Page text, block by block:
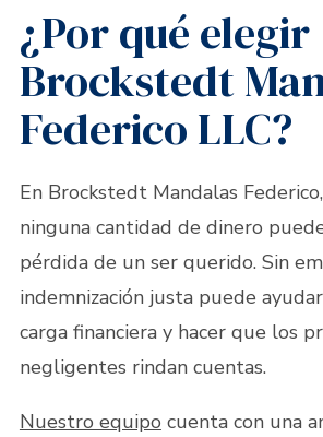
¿Por qué elegir
Brockstedt
Federico LLC?
En Brockstedt Mandalas
ninguna cantidad de dinero
pérdida de un ser querido. Sin
indemnización justa puede
carga financiera y hacer que los
negligentes rindan cuentas.
Nuestro equipo cuenta con una